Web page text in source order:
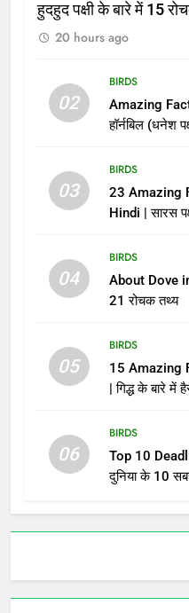
हुदहुद पक्षी के बारे में 15
20 hours ago
02
BIRDS
Amazing
हॉर्नबिल (धनेश
03
BIRDS
23 Amazing
Hindi | सारस
04
BIRDS
About Dove
21 रोचक तथ्य
05
BIRDS
15 Amazing
| गिद्ध के बारे में
06
BIRDS
Top 10
दुनिया के 10